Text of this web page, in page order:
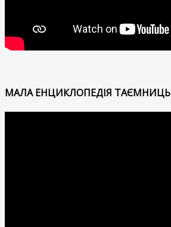
МАЛА ЕНЦИКЛОПЕДІЯ ТАЄМНИЦЬ